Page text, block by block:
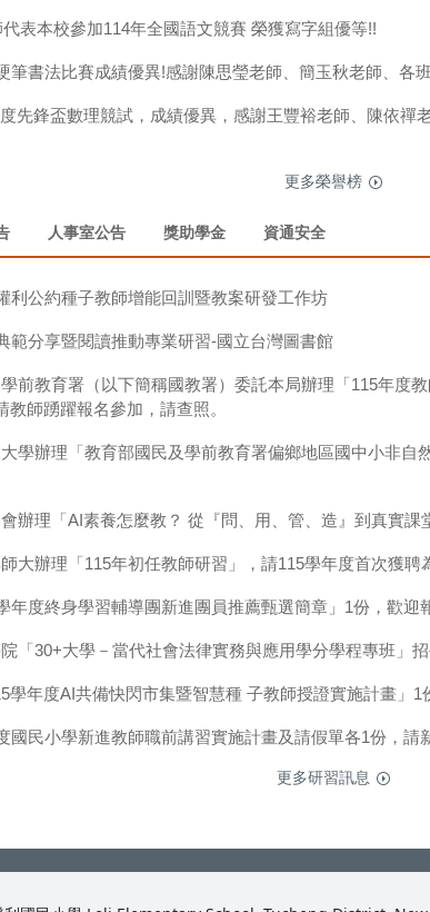
表本校參加114年全國語文競賽 榮獲寫字組優等!!
筆書法比賽成績優異!感謝陳思瑩老師、簡玉秋老師、各
先鋒盃數理競試，成績優異，感謝王豐裕老師、陳依禪
更多榮譽榜
人事室公告 獎助學金 資通安全
利公約種子教師增能回訓暨教案研發工作坊
範分享暨閱讀推動專業研習-國立台灣圖書館
前教育署（以下簡稱國教署）委託本局辦理「115年度
教師踴躍報名參加，請查照。
學辦理「教育部國民及學前教育署偏鄉地區國中小非自
辦理「AI素養怎麼教？ 從『問、用、管、造』到真實課
大辦理「115年初任教師研習」，請115學年度首次獲聘
年度終身學習輔導團新進團員推薦甄選簡章」1份，歡迎
「30+大學－當代社會法律實務與應用學分學程專班」
學年度AI共備快閃市集暨智慧種 子教師授證實施計畫」1
國民小學新進教師職前講習實施計畫及請假單各1份，請
更多研習訊息